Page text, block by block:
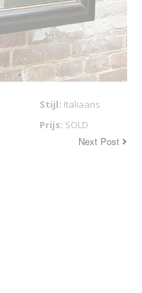
Stijl: Italiaans
Prijs: SOLD
Next Post